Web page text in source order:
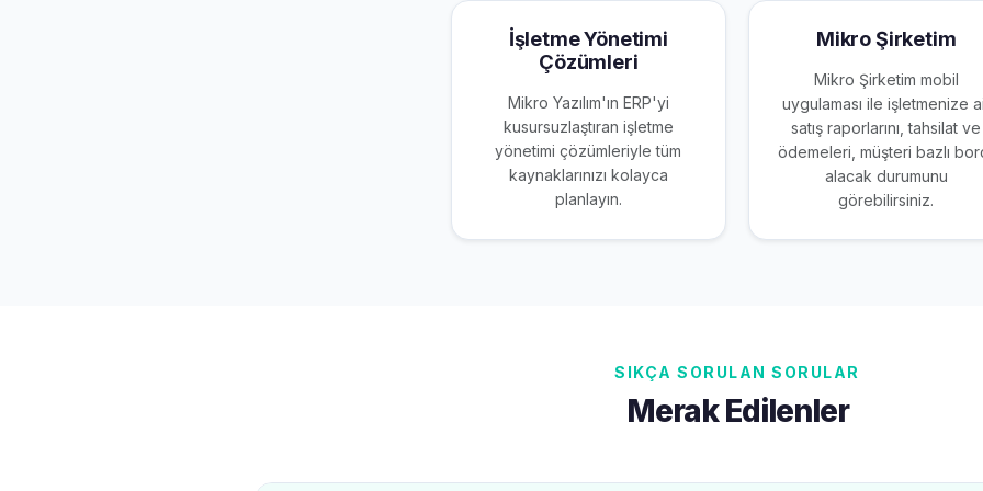
İşletme Yönetimi
Çözümleri
Mikro Yazılım'ın ERP'yi
kusursuzlaştıran işletme
yönetimi çözümleriyle tüm
kaynaklarınızı kolayca
planlayın.
Mikro Şirketim
Mikro Şirketim mobil
uygulaması ile işletmenize
satış raporlarını, tahsilat ve
ödemeleri, müşteri bazlı
alacak durumunu
görebilirsiniz.
SIKÇA SORULAN SORULAR
Merak Edilenler